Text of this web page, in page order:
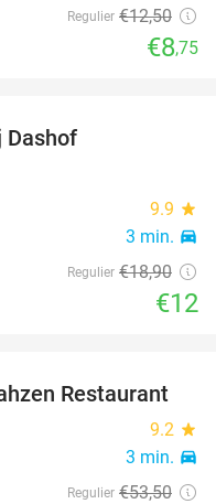
Regulier €12,50
€8,75
Dashof
9.9 star
3 min. directions_car
Regulier €18,90
€12
59%
Restaurant
9.2 star
3 min. directions_car
Regulier €53,50